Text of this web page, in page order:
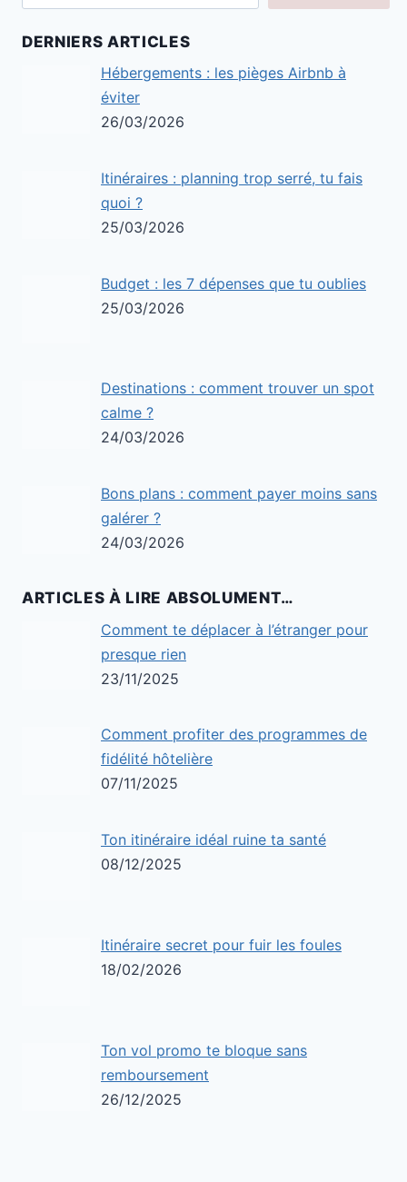
DERNIERS ARTICLES
Hébergements : les pièges Airbnb à
éviter
26/03/2026
Itinéraires : planning trop serré, tu fais
quoi ?
25/03/2026
Budget : les 7 dépenses que tu oublies
25/03/2026
Destinations : comment trouver un spot
calme ?
24/03/2026
Bons plans : comment payer moins sans
galérer ?
24/03/2026
ARTICLES À LIRE ABSOLUMENT…
Comment te déplacer à l’étranger pour
presque rien
23/11/2025
Comment profiter des programmes de
fidélité hôtelière
07/11/2025
Ton itinéraire idéal ruine ta santé
08/12/2025
Itinéraire secret pour fuir les foules
18/02/2026
Ton vol promo te bloque sans
remboursement
26/12/2025